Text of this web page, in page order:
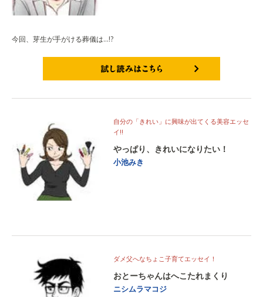
今回、芽生が手がける葬儀は…!?
自分の「きれい」に興味が出てくる美容エッセ
イ!!
やっぱり、きれいになりたい！
小池みき
ダメ父へなちょこ子育てエッセイ！
おとーちゃんはへこたれまくり
ニシムラマコジ